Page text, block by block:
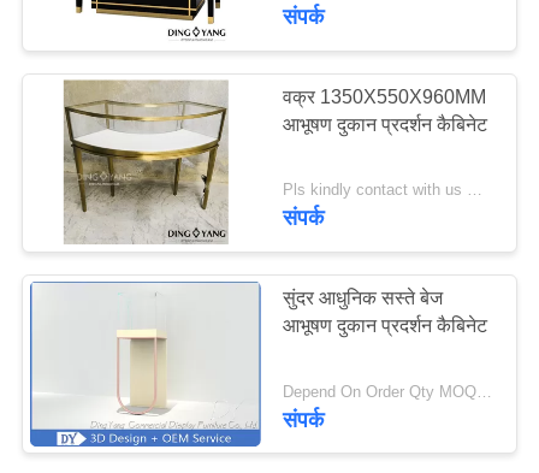
संपर्क
वक्र 1350X550X960MM
आभूषण दुकान प्रदर्शन कैबिनेट
Pls kindly contact with us MOQ:1 दुकान या 5 सेट/कर्व ज्वेलरी डिस्प्ले केस
संपर्क
सुंदर आधुनिक सस्ते बेज
आभूषण दुकान प्रदर्शन कैबिनेट
संपर्क